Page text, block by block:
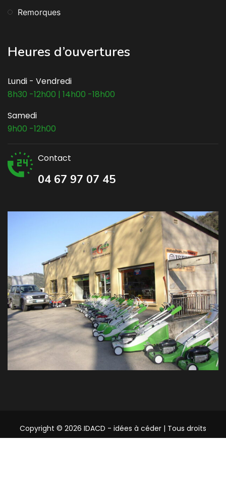
Remorques
Heures d’ouvertures
Lundi - Vendredi
8h30 -12h00 | 14h00 -18h00
Samedi
9h00 -12h00
Contact
04 67 97 07 45
Copyright © 2026 IDACD - idées à céder | Tous droits
réservés.